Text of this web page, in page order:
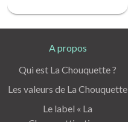
A propos
Qui est La Chouquette ?
Les valeurs de La Chouquette
Le label « La